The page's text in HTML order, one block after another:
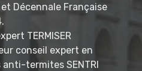
Décennale Française
TERMISER
conseil expert en
anti-termites SENTRI